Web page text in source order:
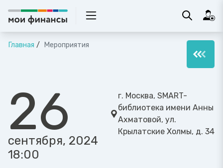
Главная Мероприятия
26
сентября, 2024
18:00
г. Москва, SMART-
библиотека имени Анны
Ахматовой, ул.
Крылатские Холмы, д. 34